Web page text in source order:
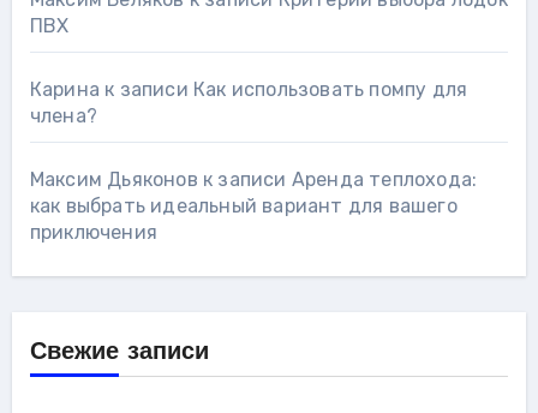
ПВХ
Карина к записи Как использовать помпу для
члена?
Максим Дьяконов к записи Аренда теплохода:
как выбрать идеальный вариант для вашего
приключения
Свежие записи